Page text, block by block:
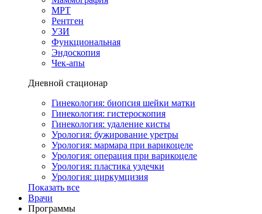
МРТ
Рентген
УЗИ
Функциональная
Эндоскопия
Чек-апы
Дневной стационар
Гинекология: биопсия шейки матки
Гинекология: гистероскопия
Гинекология: удаление кисты
Урология: бужирование уретры
Урология: мармара при варикоцеле
Урология: операция при варикоцеле
Урология: пластика уздечки
Урология: циркумцизия
Показать все
Врачи
Программы